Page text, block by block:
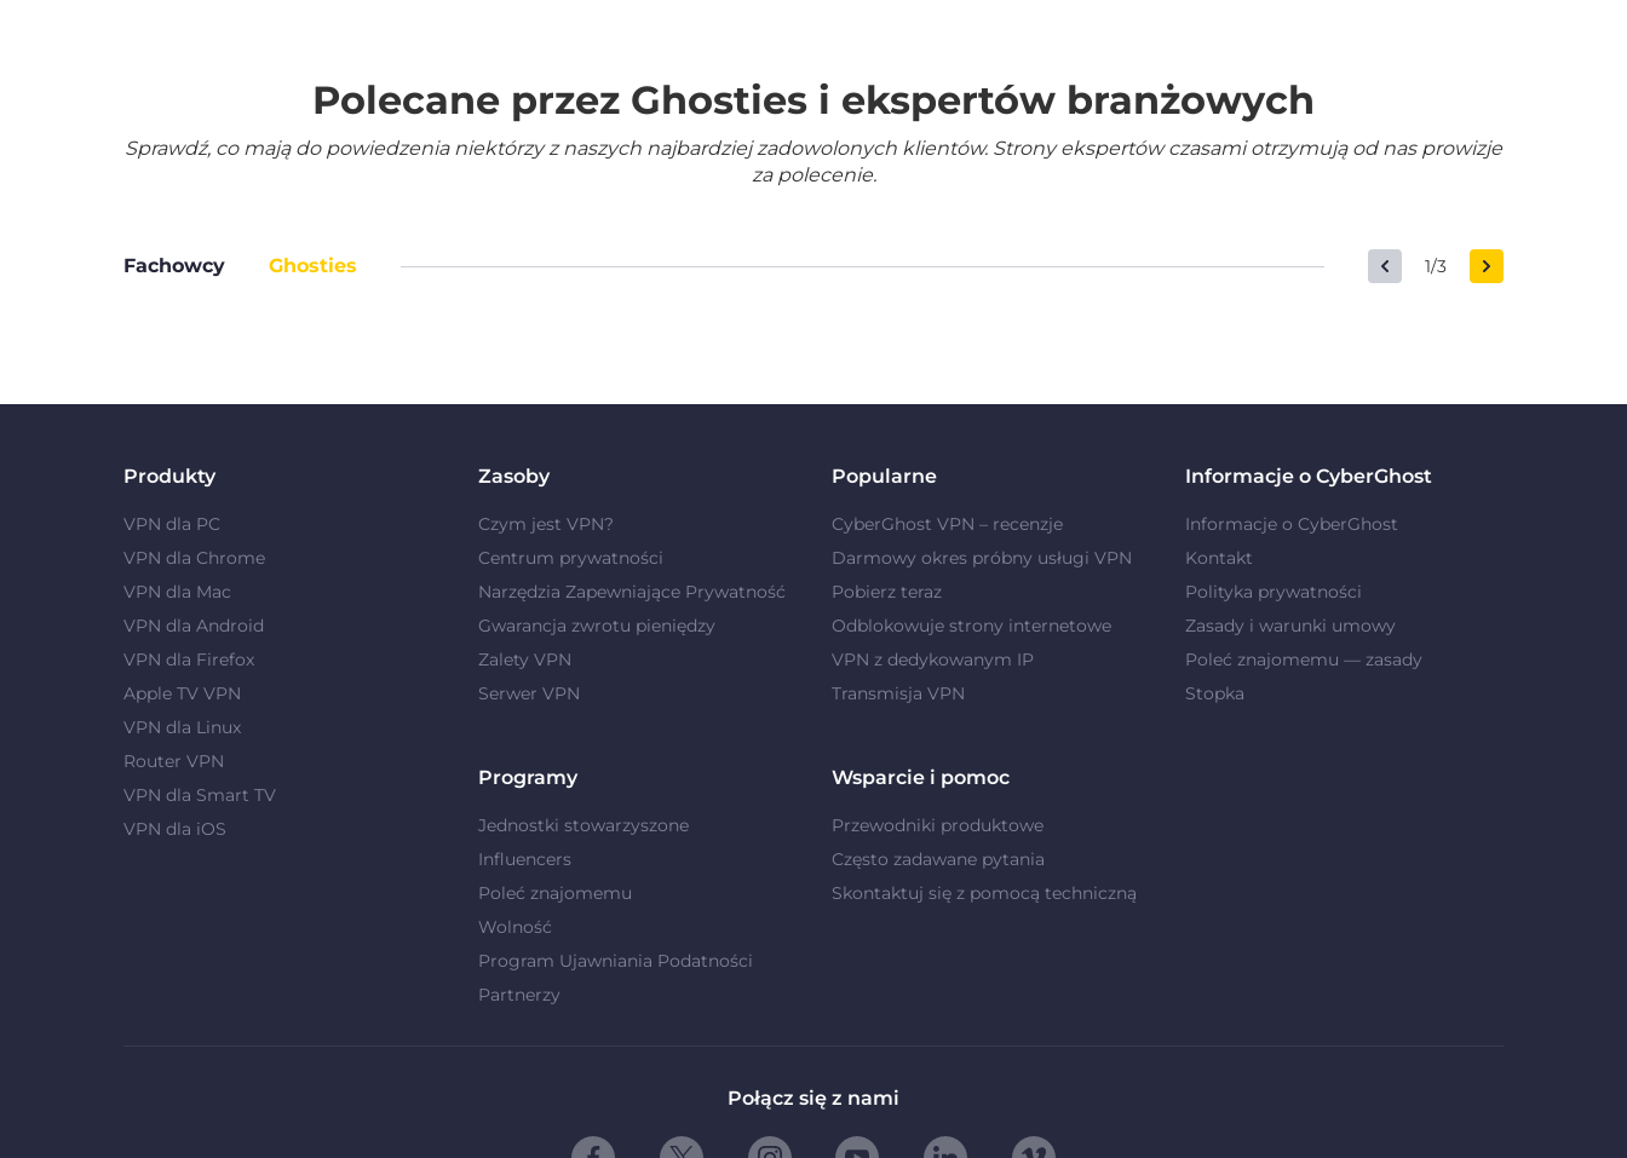
Polecane przez Ghosties i ekspertów branżowych
Sprawdź, co mają do powiedzenia niektórzy z naszych najbardziej zadowolonych klientów. Strony ekspertów czasami otrzymują od nas prowizje
za polecenie.
Fachowcy Ghosties 1/3
Produkty
VPN dla PC
VPN dla Chrome
VPN dla Mac
VPN dla Android
VPN dla Firefox
Apple TV VPN
VPN dla Linux
Router VPN
VPN dla Smart TV
VPN dla iOS
Zasoby
Czym jest VPN?
Centrum prywatności
Narzędzia Zapewniające Prywatność
Gwarancja zwrotu pieniędzy
Zalety VPN
Serwer VPN
Popularne
CyberGhost VPN – recenzje
Darmowy okres próbny usługi VPN
Pobierz teraz
Odblokowuje strony internetowe
VPN z dedykowanym IP
Transmisja VPN
Informacje o CyberGhost
Informacje o CyberGhost
Kontakt
Polityka prywatności
Zasady i warunki umowy
Poleć znajomemu — zasady
Stopka
Programy
Jednostki stowarzyszone
Influencers
Poleć znajomemu
Wolność
Program Ujawniania Podatności
Partnerzy
Wsparcie i pomoc
Przewodniki produktowe
Często zadawane pytania
Skontaktuj się z pomocą techniczną
Połącz się z nami